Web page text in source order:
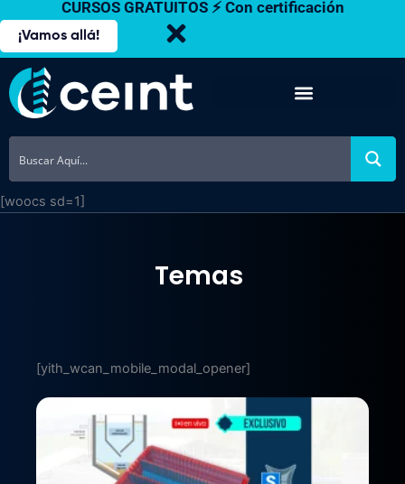
contenido
CURSOS GRATUITOS ⚡ Con certificación
¡Vamos allá!
[woocs sd=1]
Temas
[yith_wcan_mobile_modal_opener]